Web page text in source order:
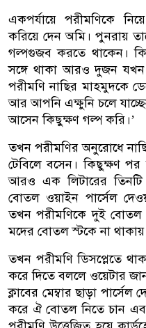
একপর্যায়ে পরীমণিকে
করিয়ে দেন অমি। পুনরায়
গল্পগুজব করতে থাকেন।
সঙ্গে থাকা আরও দুজন যখন
পরীমণি নাছির মাহমুদকে
আর আপনি এক্ষুনি চলে
আসেন কিছুক্ষণ গল্প করি।’
তখন পরীমণির অনুরোধে
টেবিলে বসেন। কিছুক্ষণ পর
আরও এক লিটারের
বোতল ওয়াইন পার্সেল
তখন পরীমণিকে দুই বোতল
মদের বোতল স্টকে না থাকায়
তখন পরীমণি ডিসপ্লেতে
করে দিতে বললে ওয়েটার
ক্লাবের মেম্বার ছাড়া
করে ঐ বোতল নিতে চান